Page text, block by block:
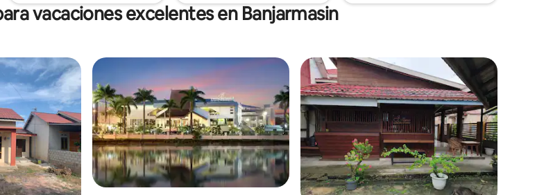
vacaciones excelentes en Banjarmasin